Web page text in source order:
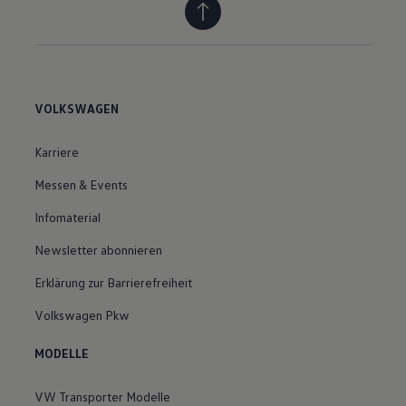
VOLKSWAGEN
Karriere
Messen & Events
Infomaterial
Newsletter abonnieren
Erklärung zur Barrierefreiheit
Volkswagen Pkw
MODELLE
VW Transporter Modelle